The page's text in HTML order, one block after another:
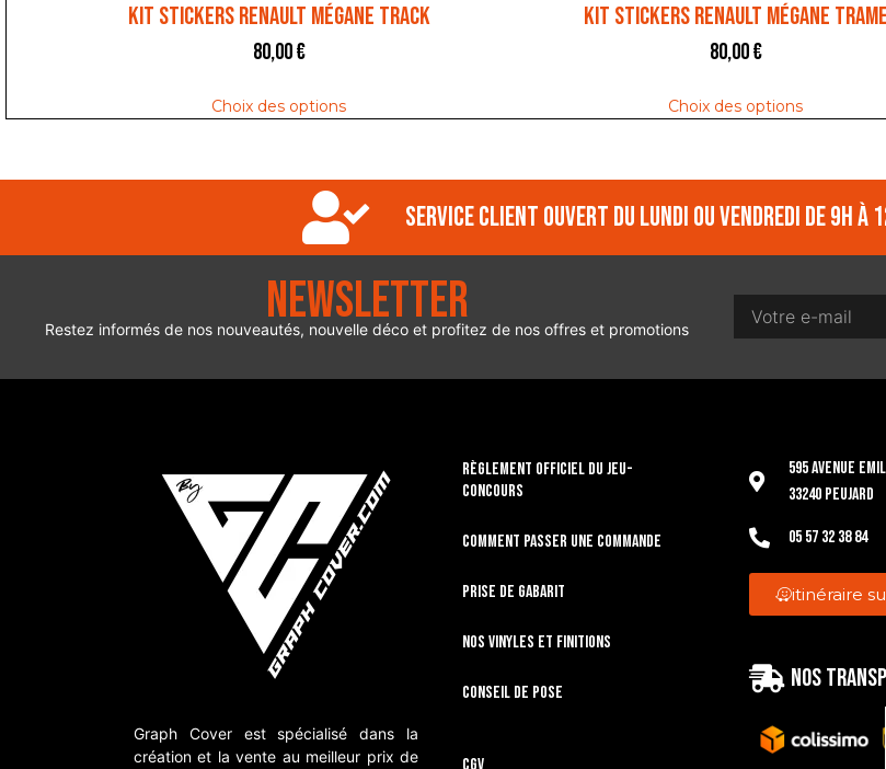
Kit stickers Renault Mégane Track
80,00€
Choix des options
Kit stickers Renault Mégane Trame
80,00€
Choix des options
Service client ouvert du lundi ou vendredi de 9h à
Newsletter
Restez informés de nos nouveautés, nouvelle déco et profitez de nos offres et promotions
Graph Cover est spécialisé dans la
création et la vente au meilleur prix de
RÈGLEMENT OFFICIEL DU JEU-
CONCOURS
Comment passer une commande
Prise de gabarit
Nos vinyles et finitions
Conseil de pose
CGV
595 Avenue
33240 Peujard
05 57 32 38 84
itinéraire
Nos